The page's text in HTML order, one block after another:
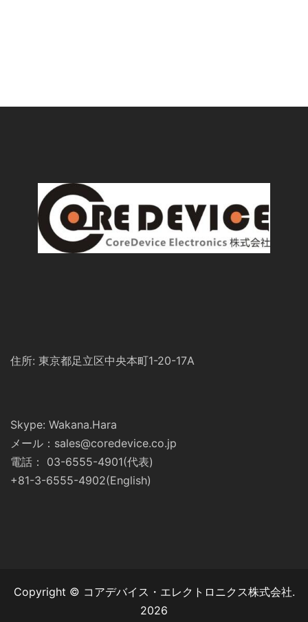
住所: 東京都足立区中央本町1-20-17A
Skype: Wakana.Hara
メール：sales@coredevice.co.jp
電話： 03-6555-4901(代表)
+81-3-6555-4902(English)
Copyright © コアデバイス・エレクトロニクス株式会社.
2026